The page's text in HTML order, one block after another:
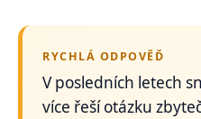
RYCHLÁ ODPOVĚĎ
V posledních letech
více řeší otázku